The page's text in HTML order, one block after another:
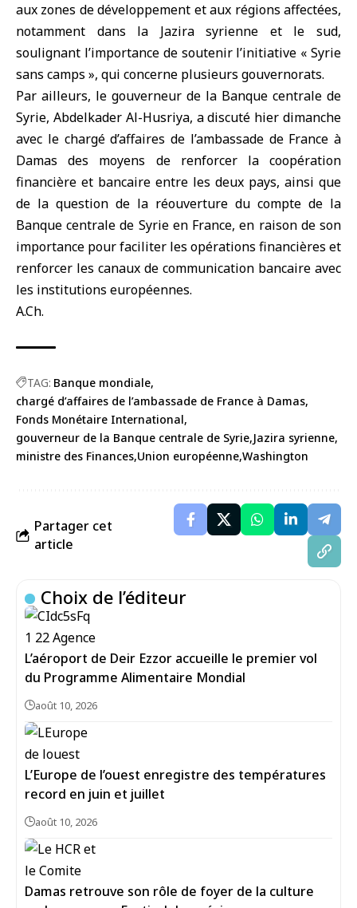
aux zones de développement et aux régions affectées,
notamment dans la Jazira syrienne et le sud,
soulignant l’importance de soutenir l’initiative « Syrie
sans camps », qui concerne plusieurs gouvernorats.
Par ailleurs, le gouverneur de la Banque centrale de
Syrie, Abdelkader Al-Husriya, a discuté hier dimanche
avec le chargé d’affaires de l’ambassade de France à
Damas des moyens de renforcer la coopération
financière et bancaire entre les deux pays, ainsi que
de la question de la réouverture du compte de la
Banque centrale de Syrie en France, en raison de son
importance pour faciliter les opérations financières et
renforcer les canaux de communication bancaire avec
les institutions européennes.
A.Ch.
TAG: Banque mondiale
chargé d’affaires de l’ambassade de France à Damas
Fonds Monétaire International
gouverneur de la Banque centrale de Syrie Jazira syrienne
ministre des Finances Union européenne Washington
Partager cet
article
Choix de l’éditeur
L’aéroport de Deir Ezzor accueille le premier vol
du Programme Alimentaire Mondial
août 10, 2026
L’Europe de l’ouest enregistre des températures
record en juin et juillet
août 10, 2026
Damas retrouve son rôle de foyer de la culture